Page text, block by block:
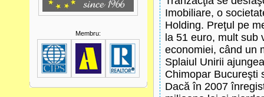
Membru:
Imobiliare, o
Holding. Preţul pe
la 51 euro, mult sub
economiei, când un
Splaiul Unirii
Chimopar Bucureşti
Dacă în 2007